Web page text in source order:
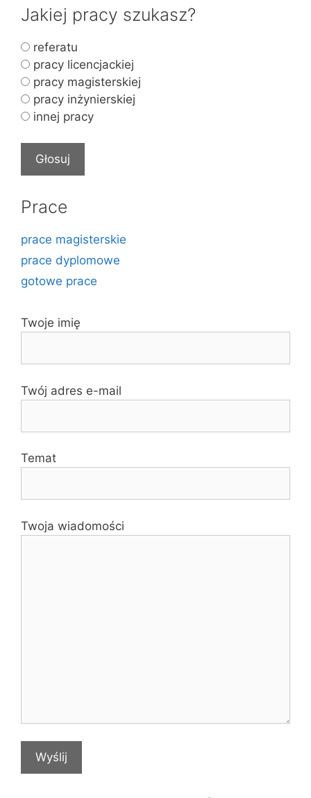
Jakiej pracy szukasz?
referatu
pracy licencjackiej
pracy magisterskiej
pracy inżynierskiej
innej pracy
Prace
prace magisterskie
prace dyplomowe
gotowe prace
Twoje imię
Twój adres e-mail
Temat
Twoja wiadomości